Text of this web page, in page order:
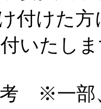
付けた方
いたし
※一部